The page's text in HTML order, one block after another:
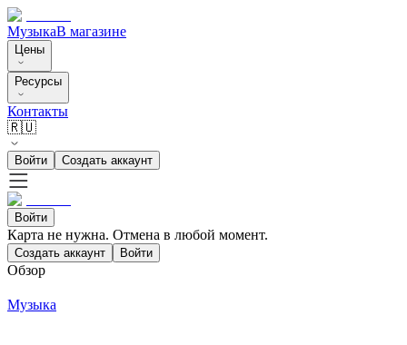
МузыкаВ магазине
Цены
Ресурсы
Контакты
🇷🇺
Войти Создать аккаунт
Войти
Карта не нужна. Отмена в любой момент.
Создать аккаунт Войти
Обзор
Музыка